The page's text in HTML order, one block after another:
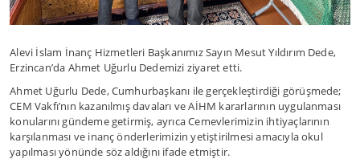
Alevi İslam İnanç Hizmetleri Başkanımız Sayın Mesut Yıldırım Dede,
Erzincan’da Ahmet Uğurlu Dedemizi ziyaret etti.
Ahmet Uğurlu Dede, Cumhurbaşkanı ile gerçekleştirdiği görüşmede;
CEM Vakfı’nın kazanılmış davaları ve AİHM kararlarının uygulanması
konularını gündeme getirmiş, ayrıca Cemevlerimizin ihtiyaçlarının
karşılanması ve inanç önderlerimizin yetiştirilmesi amacıyla okul
yapılması yönünde söz aldığını ifade etmiştir.